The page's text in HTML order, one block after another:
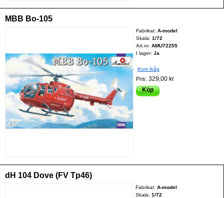
MBB Bo-105
Fabrikat: A-model
Skala: 1/72
Art.nr: AMU72255
I lager: Ja
Kom ihåg
Pris: 329,00 kr
Köp
dH 104 Dove (FV Tp46)
Fabrikat:A-model
Skala:1/72